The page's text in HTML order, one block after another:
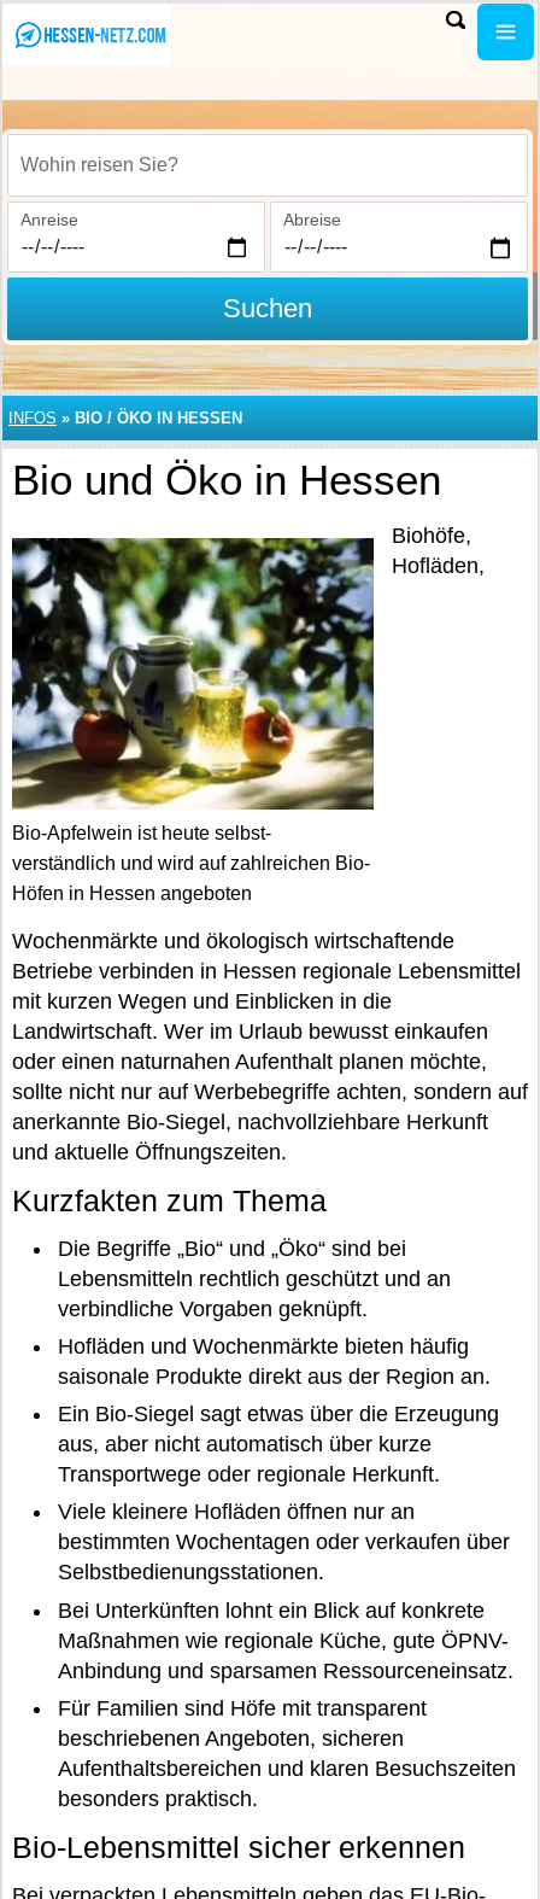
Wohin reisen Sie?
Anreise Abreise
Suchen
INFOS » BIO / ÖKO IN HESSEN
Bio und Öko in Hessen
Bio-Apfelwein ist heute selbst-
verständlich und wird auf zahlreichen Bio-
Höfen in Hessen angeboten
Biohöfe,
Hofläden,
Wochenmärkte und ökologisch wirtschaftende
Betriebe verbinden in Hessen regionale Lebensmittel
mit kurzen Wegen und Einblicken in die
Landwirtschaft. Wer im Urlaub bewusst einkaufen
oder einen naturnahen Aufenthalt planen möchte,
sollte nicht nur auf Werbebegriffe achten, sondern auf
anerkannte Bio-Siegel, nachvollziehbare Herkunft
und aktuelle Öffnungszeiten.
Kurzfakten zum Thema
Die Begriffe „Bio“ und „Öko“ sind bei
Lebensmitteln rechtlich geschützt und an
verbindliche Vorgaben geknüpft.
Hofläden und Wochenmärkte bieten häufig
saisonale Produkte direkt aus der Region an.
Ein Bio-Siegel sagt etwas über die Erzeugung
aus, aber nicht automatisch über kurze
Transportwege oder regionale Herkunft.
Viele kleinere Hofläden öffnen nur an
bestimmten Wochentagen oder verkaufen über
Selbstbedienungsstationen.
Bei Unterkünften lohnt ein Blick auf konkrete
Maßnahmen wie regionale Küche, gute ÖPNV-
Anbindung und sparsamen Ressourceneinsatz.
Für Familien sind Höfe mit transparent
beschriebenen Angeboten, sicheren
Aufenthaltsbereichen und klaren Besuchszeiten
besonders praktisch.
Bio-Lebensmittel sicher erkennen